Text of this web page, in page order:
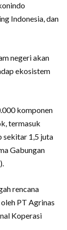
Indonesia, dan
negeri akan
ekosistem
komponen
termasuk
sekitar 1,5 juta
Gabungan
rencana
PT Agrinas
Koperasi